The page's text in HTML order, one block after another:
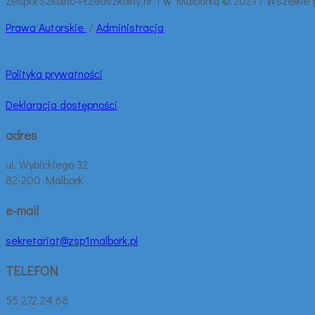
Prawa Autorskie /Administracja
Polityka prywatności
Deklaracja dostępności
adres
ul. Wybickiego 32
82-200 Malbork
e-mail
sekretariat@zsp1malbork.pl
TELEFON
55 272 24 68